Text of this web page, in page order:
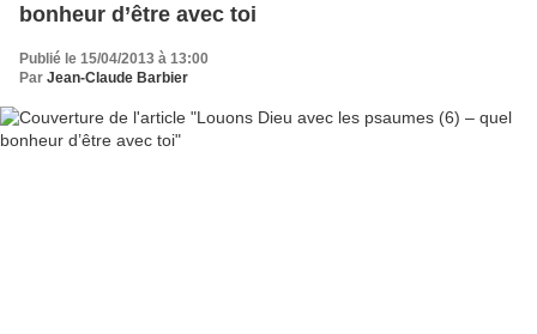
bonheur d’être avec toi
Publié le 15/04/2013 à 13:00
Par Jean-Claude Barbier